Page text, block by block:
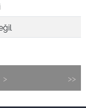
> >>